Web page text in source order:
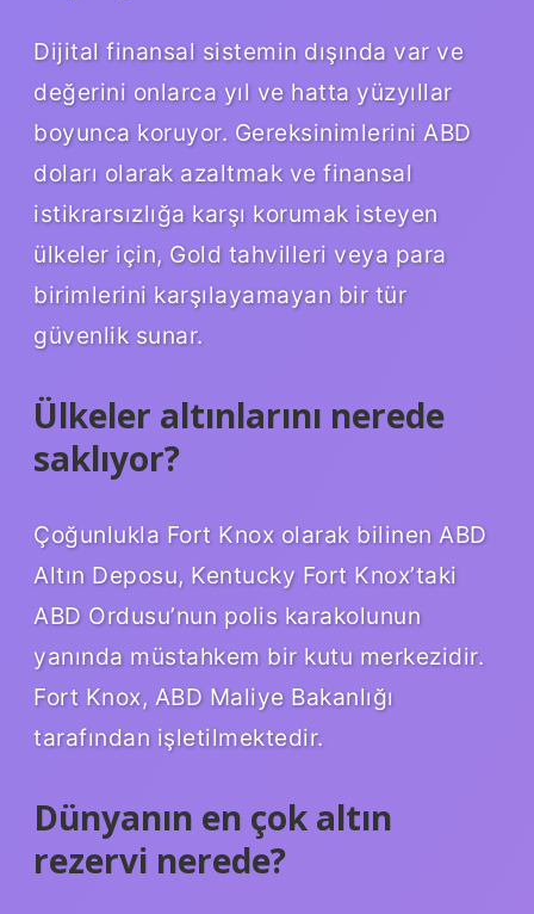
Dijital finansal sistemin dışında var ve
değerini onlarca yıl ve hatta yüzyıllar
boyunca koruyor. Gereksinimlerini ABD
doları olarak azaltmak ve finansal
istikrarsızlığa karşı korumak isteyen
ülkeler için, Gold tahvilleri veya para
birimlerini karşılayamayan bir tür
güvenlik sunar.
Ülkeler altınlarını nerede
saklıyor?
Çoğunlukla Fort Knox olarak bilinen ABD
Altın Deposu, Kentucky Fort Knox’taki
ABD Ordusu’nun polis karakolunun
yanında müstahkem bir kutu merkezidir.
Fort Knox, ABD Maliye Bakanlığı
tarafından işletilmektedir.
Dünyanın en çok altın
rezervi nerede?